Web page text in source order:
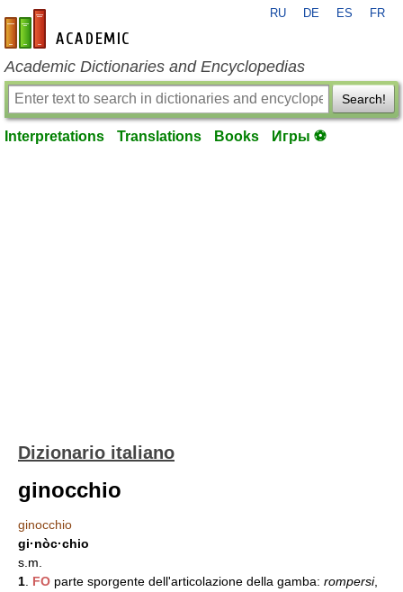
en-academic.com
RU DE ES FR
Academic Dictionaries and Encyclopedias
Search!
Interpretations Translations Books Игры ⚽
Dizionario italiano
ginocchio
ginocchio
gi·nòc·chio
s.m.
1 FO parte sporgente dell'articolazione della gamba: rompersi,